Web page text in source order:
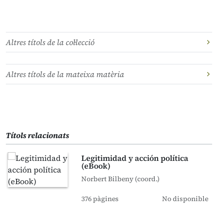
Altres títols de la col·lecció
Altres títols de la mateixa matèria
Títols relacionats
Legitimidad y acción política
(eBook)
Norbert Bilbeny (coord.)
376 pàgines No disponible